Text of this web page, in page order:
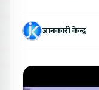
जानकारी केन्द्र